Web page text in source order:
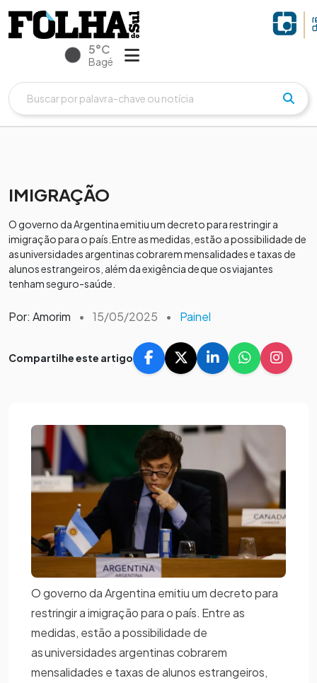
5°C
Bagé
IMIGRAÇÃO
O governo da Argentina emitiu um decreto para restringir a
imigração para o país. Entre as medidas, estão a possibilidade de
as universidades argentinas cobrarem mensalidades e taxas de
alunos estrangeiros, além da exigência de que os viajantes
tenham seguro-saúde.
Por: Amorim • 15/05/2025 • Painel
Compartilhe este artigo
O governo da Argentina emitiu um decreto para
restringir a imigração para o país. Entre as
medidas, estão a possibilidade de
as universidades argentinas cobrarem
mensalidades e taxas de alunos estrangeiros,